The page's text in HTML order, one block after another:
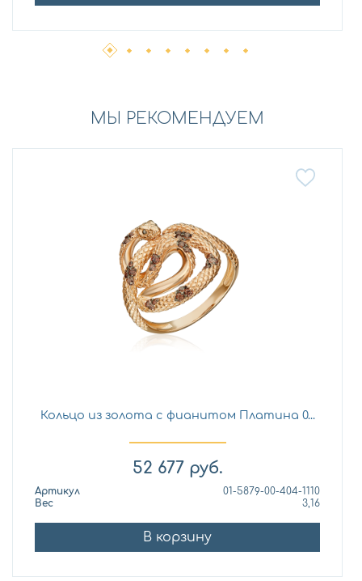
МЫ РЕКОМЕНДУЕМ
Кольцо из золота с фианитом Платина 0...
52 677 руб.
Артикул
01-5879-00-404-1110
Вес
3,16
В корзину